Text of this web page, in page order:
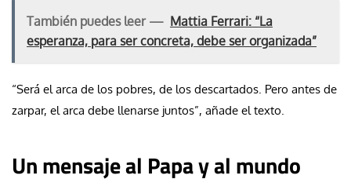
También puedes leer — Mattia Ferrari: “La
esperanza, para ser concreta, debe ser organizada”
“Será el arca de los pobres, de los descartados. Pero antes de
zarpar, el arca debe llenarse juntos”, añade el texto.
Un mensaje al Papa y al mundo